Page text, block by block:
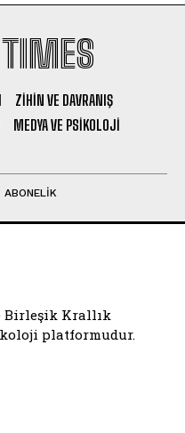
ZIHIN VE DAVRANIŞ
MEDYA VE PSIKOLOJI
ABONELIK
Birleşik Krallık
platformudur.